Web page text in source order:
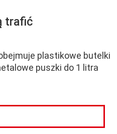
trafić
plastikowe butelki
puszki do 1 litra